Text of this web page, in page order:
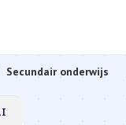
Secundair onderwijs